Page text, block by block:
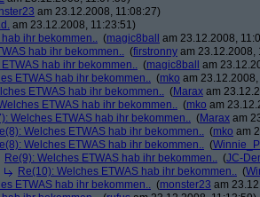
am 23.12.2008, 11:08:27)
am 23.12.2008, 11:23:51)
ihr bekommen.. (magic8ball
am 23.12.2008,
hab ihr bekommen.. (firstronny am 23.12.2008,
hab ihr bekommen.. (magic8ball
am
ETWAS hab ihr bekommen.. (mko am
ETWAS hab ihr bekommen.. (Marax am
ETWAS hab ihr bekommen.. (mko am
Welches ETWAS hab ihr bekommen.. (Marax am
Welches ETWAS hab ihr bekommen.. (mko am
Welches ETWAS hab ihr bekommen.. (
Re(9): Welches ETWAS hab ihr bekommen.. (JC-
Re(10): Welches ETWAS hab ihr bekommen.. (
ETWAS hab ihr bekommen.. (monster23 am